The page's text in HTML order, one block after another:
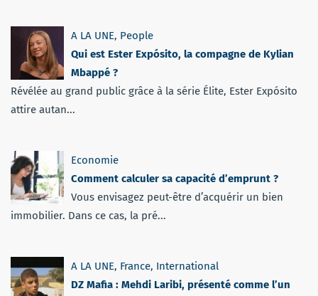
A LA UNE, People
Qui est Ester Expósito, la compagne de Kylian
Mbappé ?
Révélée au grand public grâce à la série Élite, Ester Expósito
attire autan...
Economie
Comment calculer sa capacité d’emprunt ?
Vous envisagez peut-être d’acquérir un bien
immobilier. Dans ce cas, la pré...
A LA UNE, France, International
DZ Mafia : Mehdi Laribi, présenté comme l’un